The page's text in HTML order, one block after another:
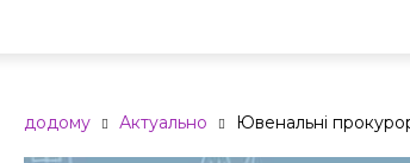
додому Актуально Ювенальні